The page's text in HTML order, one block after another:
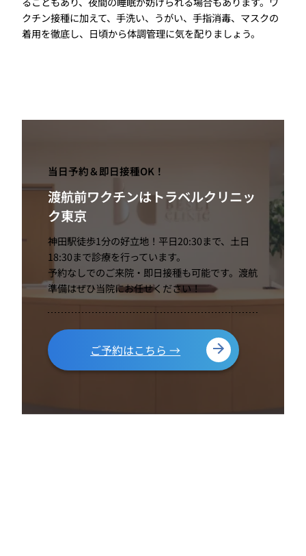
クチン接種に加えて、手洗い、うがい、手指消毒、マスクの
着用を徹底し、日頃から体調管理に気を配りましょう。
当日予約＆即日接種OK！
渡航前ワクチンはトラベルクリニッ
ク東京
神田駅徒歩1分の好立地！平日20:30まで、土日
18:30まで診療を行っています。
予約なしでのご来院・即日接種も可能です。渡航
準備はぜひ当院にお任せください！
ご予約はこちら →